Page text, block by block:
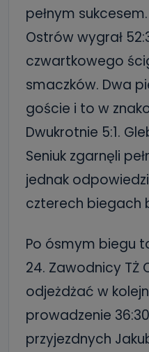
pełnym
Ostrów wygrał
czwartkowego
smaczków. Dwa
goście i to w
Dwukrotnie 5:1.
Seniuk zgarnęli
jednak
czterech biegach
Po ósmym biegu
24. Zawodnicy TŻ
odjeżdżać w
prowadzenie
przyjezdnych